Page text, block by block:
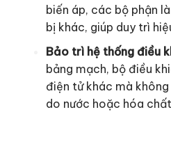
biến áp, các bộ phận
bị khác, giúp duy trì
Bảo trì hệ thống điều
bảng mạch, bộ điều
điện tử khác mà
do nước hoặc hóa